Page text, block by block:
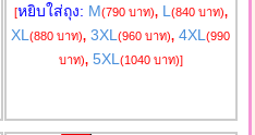
[หยิบใส่ถุง: M(790 บาท), L (840 บาท),
XL(880 บาท), 3XL(960 บาท), 4XL(990
บาท), 5XL (1040 บาท)]